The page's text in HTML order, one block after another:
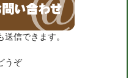
信できます。
うぞ